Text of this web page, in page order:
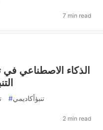
7 min read
الذكاء الاصطناعي في
#تنبؤأكاديمي
2 min read